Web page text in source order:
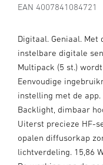
EAN 4007841084721
Digitaal. Geniaal. Met
instelbare digitale
Multipack (5 st.)
Eenvoudige
instelling met de
Backlight, dimbaar
Uiterst precieze HF-
opalen diffusorkap
lichtverdeling. 15,86